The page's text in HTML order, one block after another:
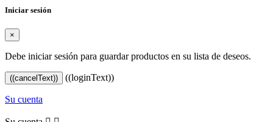
Iniciar sesión
×
Debe iniciar sesión para guardar productos en su lista de deseos.
((cancelText)) ((loginText))
Su cuenta